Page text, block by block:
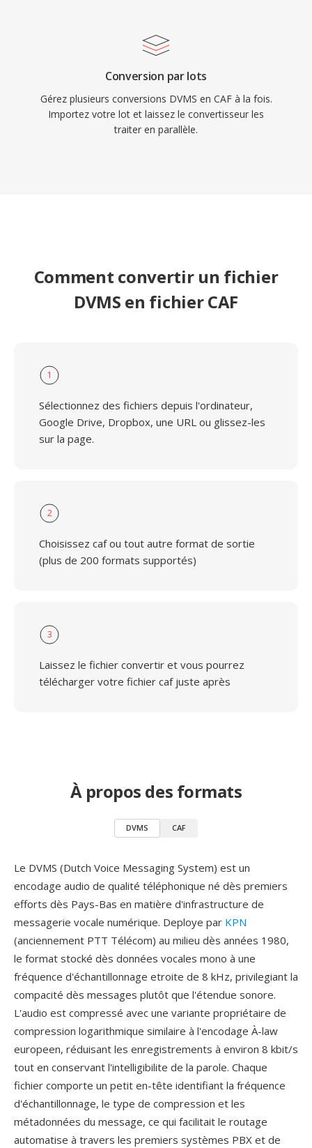
Conversion par lots
Gérez plusieurs conversions DVMS en CAF à la fois.
Importez votre lot et laissez le convertisseur les
traiter en parallèle.
Comment convertir un fichier
DVMS en fichier CAF
1
Sélectionnez des fichiers depuis l'ordinateur,
Google Drive, Dropbox, une URL ou glissez-les
sur la page.
2
Choisissez caf ou tout autre format de sortie
(plus de 200 formats supportés)
3
Laissez le fichier convertir et vous pourrez
télécharger votre fichier caf juste après
À propos des formats
DVMS CAF
Le DVMS (Dutch Voice Messaging System) est un
encodage audio de qualité téléphonique né dès premiers
efforts dès Pays-Bas en matière d'infrastructure de
messagerie vocale numérique. Deploye par KPN
(anciennement PTT Télécom) au milieu dès années 1980,
le format stocké dès données vocales mono à une
fréquence d'échantillonnage etroite de 8 kHz, privilegiant la
compacité dès messages plutôt que l'étendue sonore.
L'audio est compressé avec une variante propriétaire de
compression logarithmique similaire à l'encodage À-law
europeen, réduisant les enregistrements à environ 8 kbit/s
tout en conservant l'intelligibilite de la parole. Chaque
fichier comporte un petit en-tête identifiant la fréquence
d'échantillonnage, le type de compression et les
métadonnées du message, ce qui facilitait le routage
automatise à travers les premiers systèmes PBX et de